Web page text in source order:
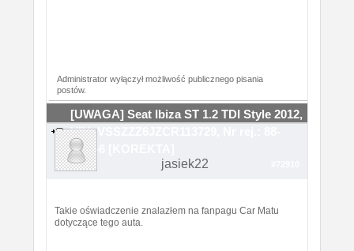
Administrator wyłączył możliwość publicznego pisania
postów.
[UWAGA] Seat Ibiza ST 1.2 TDI Style 2012,
VIN: VSSZZZ6JZCR113729, Nr rej.: 88-
TKR-6 [KOREKTA]
jasiek22
Takie oświadczenie znalazłem na fanpagu Car Matu
dotyczące tego auta.